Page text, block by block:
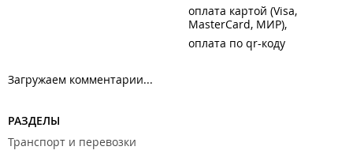
оплата картой (Visa,
MasterCard, МИР)
оплата по qr-коду
Загружаем комментарии...
РАЗДЕЛЫ
Транспорт и перевозки